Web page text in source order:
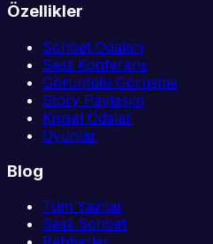
Özellikler
Sohbet Odaları
Sesli Konferans
Görüntülü Görüşme
Story Paylaşım
Kişisel Odalar
Oyunlar
Blog
Tüm Yazılar
Sesli Sohbet